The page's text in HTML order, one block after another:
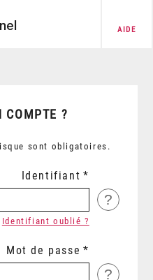
AIDE
COMPTE ?
sont obligatoires.
Identifiant
?
Identifiant oublié ?
Mot de passe
?